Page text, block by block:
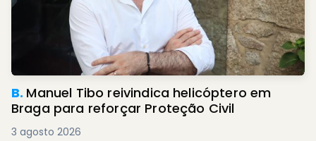
B. Manuel Tibo reivindica helicóptero em
Braga para reforçar Proteção Civil
3 agosto 2026